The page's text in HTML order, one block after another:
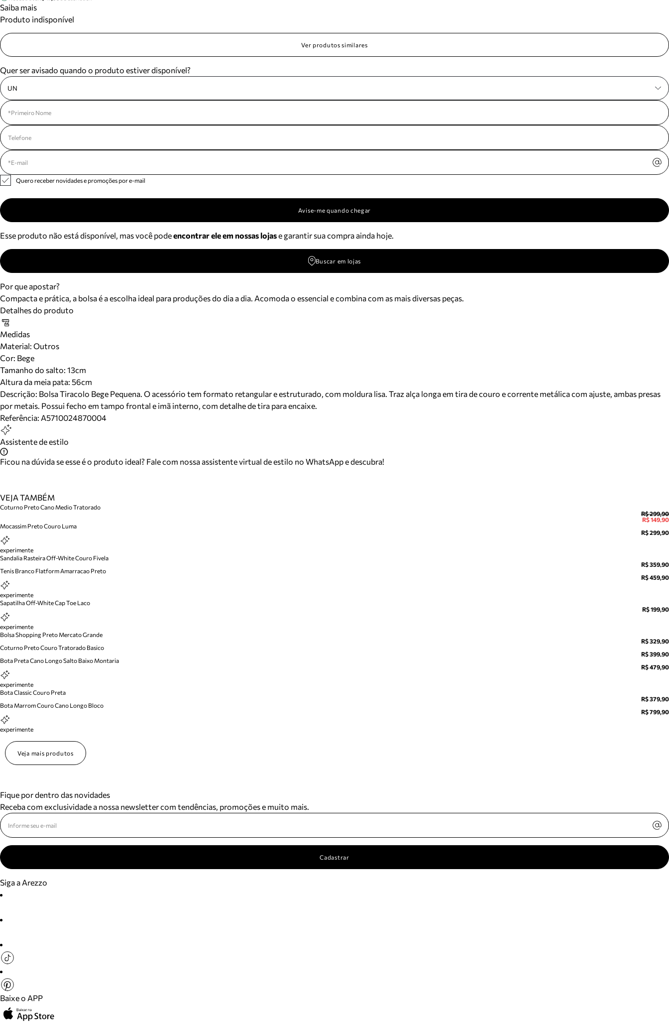
pedidos,
Acompanhe
Saiba mais
Produto indisponível
Ver produtos similares
Quer ser avisado quando o produto estiver disponível?
UN
Quero receber novidades e promoções por e-mail
Avise-me quando chegar
Esse produto não está disponível, mas você podeencontrar ele em nossas lojase garantir sua compra ainda hoje.
Buscar em lojas
Por que apostar?
Compacta e prática, a bolsa é a escolha ideal para produções do dia a dia. Acomoda o essencial e combina com as mais diversas peças.
Detalhes do produto
Medidas
Material: Outros
Cor: Bege
Tamanho do salto: 13cm
Altura da meia pata: 56cm
Descrição: Bolsa Tiracolo Bege Pequena. O acessório tem formato retangular e estruturado, com moldura lisa. Traz alça longa em tira de couro e corrente metálica com ajuste, ambas presas
por metais. Possui fecho em tampo frontal e imã interno, com detalhe de tira para encaixe.
Referência: A5710024870004
Assistente de estilo
Ficou na dúvida se esse é o produto ideal? Fale com nossa assistente virtual de estilo no WhatsApp e descubra!
VEJA TAMBÉM
Coturno Preto Cano Medio Tratorado
R$ 299,90
R$ 149,90
Mocassim Preto Couro Luma
R$ 299,90
experimente
Sandalia Rasteira Off-White Couro Fivela
R$ 359,90
Tenis Branco Flatform Amarracao Preto
R$ 459,90
experimente
Sapatilha Off-White Cap Toe Laco
R$ 199,90
experimente
Bolsa Shopping Preto Mercato Grande
R$ 329,90
Coturno Preto Couro Tratorado Basico
R$ 399,90
Bota Preta Cano Longo Salto Baixo Montaria
R$ 479,90
experimente
Bota Classic Couro Preta
R$ 379,90
Bota Marrom Couro Cano Longo Bloco
R$ 799,90
experimente
Veja mais produtos
Fique por dentro das novidades
Receba com exclusividade a nossa newsletter com tendências, promoções e muito mais.
Cadastrar
Siga a Arezzo
Baixe o APP